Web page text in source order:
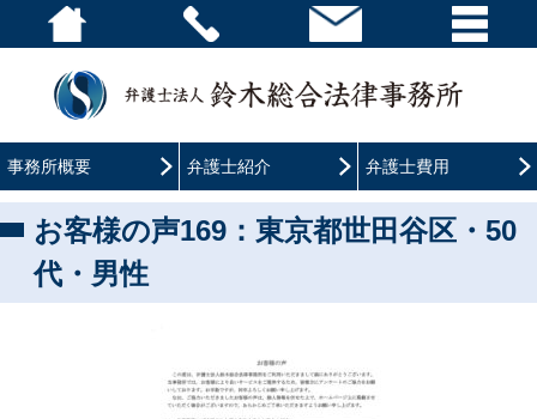
事務所概要 弁護士紹介 弁護士費用
お客様の声169：東京都世田谷区・50
代・男性